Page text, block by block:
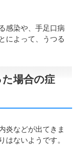
感染や、手足口病
によって、うつる
場合の症
炎などが出てきま
はないようです。